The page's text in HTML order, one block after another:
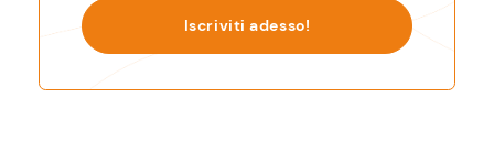
Iscriviti adesso!